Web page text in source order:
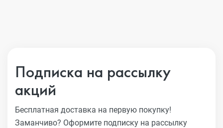
Подписка на рассылку
акций
Бесплатная доставка на первую покупку!
Заманчиво? Оформите подписку на рассылку